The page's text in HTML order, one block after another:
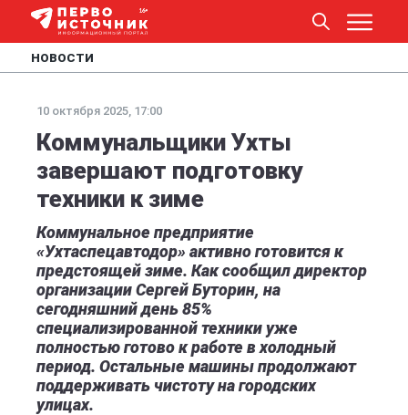
НОВОСТИ
10 октября 2025, 17:00
Коммунальщики Ухты
завершают подготовку
техники к зиме
Коммунальное предприятие
«Ухтаспецавтодор» активно готовится к
предстоящей зиме. Как сообщил директор
организации Сергей Буторин, на
сегодняшний день 85%
специализированной техники уже
полностью готово к работе в холодный
период. Остальные машины продолжают
поддерживать чистоту на городских
улицах.